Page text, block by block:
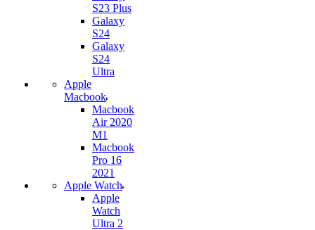
S23 Plus
Galaxy
S24
Galaxy
S24
Ultra
Apple
Macbook
Macbook
Air 2020
M1
Macbook
Pro 16
2021
Apple Watch
Apple
Watch
Ultra 2